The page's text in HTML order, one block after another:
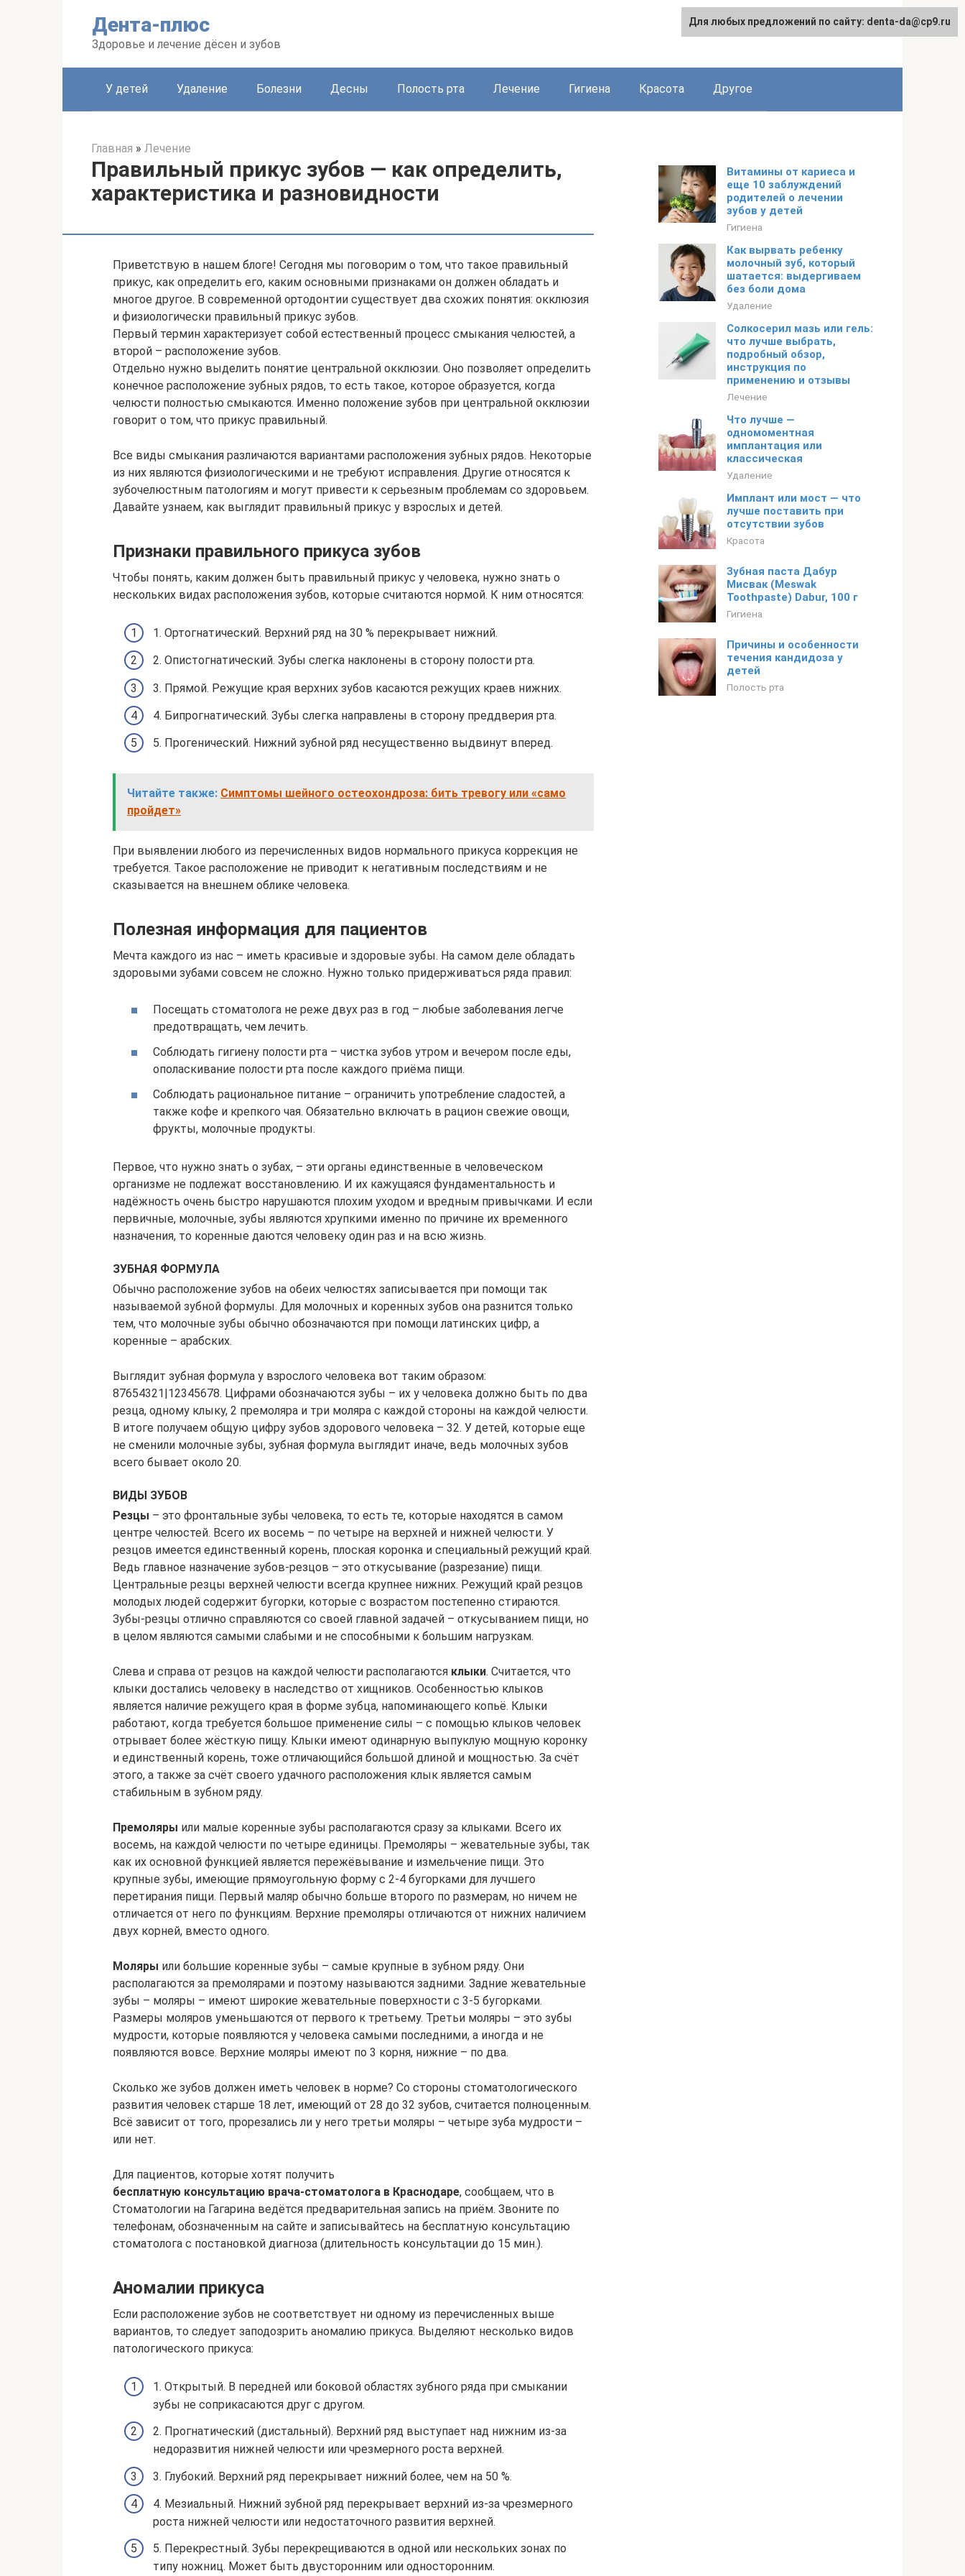
Дента-плюс
Здоровье и лечение дёсен и зубов
У детей Удаление Болезни Десны Полость рта Лечение Гигиена Красота Другое
Главная » Лечение
Правильный прикус зубов — как определить,
характеристика и разновидности
Приветствую в нашем блоге! Сегодня мы поговорим о том, что такое правильный
прикус, как определить его, каким основными признаками он должен обладать и
многое другое. В современной ортодонтии существует два схожих понятия: окклюзия
и физиологически правильный прикус зубов.
Первый термин характеризует собой естественный процесс смыкания челюстей, а
второй – расположение зубов.
Отдельно нужно выделить понятие центральной окклюзии. Оно позволяет определить
конечное расположение зубных рядов, то есть такое, которое образуется, когда
челюсти полностью смыкаются. Именно положение зубов при центральной окклюзии
говорит о том, что прикус правильный.
Все виды смыкания различаются вариантами расположения зубных рядов. Некоторые
из них являются физиологическими и не требуют исправления. Другие относятся к
зубочелюстным патологиям и могут привести к серьезным проблемам со здоровьем.
Давайте узнаем, как выглядит правильный прикус у взрослых и детей.
Признаки правильного прикуса зубов
Чтобы понять, каким должен быть правильный прикус у человека, нужно знать о
нескольких видах расположения зубов, которые считаются нормой. К ним относятся:
1. Ортогнатический. Верхний ряд на 30 % перекрывает нижний.
2. Опистогнатический. Зубы слегка наклонены в сторону полости рта.
3. Прямой. Режущие края верхних зубов касаются режущих краев нижних.
4. Бипрогнатический. Зубы слегка направлены в сторону преддверия рта.
5. Прогенический. Нижний зубной ряд несущественно выдвинут вперед.
Читайте также: Симптомы шейного остеохондроза: бить тревогу или «само
пройдет»
При выявлении любого из перечисленных видов нормального прикуса коррекция не
требуется. Такое расположение не приводит к негативным последствиям и не
сказывается на внешнем облике человека.
Полезная информация для пациентов
Мечта каждого из нас – иметь красивые и здоровые зубы. На самом деле обладать
здоровыми зубами совсем не сложно. Нужно только придерживаться ряда правил:
Посещать стоматолога не реже двух раз в год – любые заболевания легче
предотвращать, чем лечить.
Соблюдать гигиену полости рта – чистка зубов утром и вечером после еды,
ополаскивание полости рта после каждого приёма пищи.
Соблюдать рациональное питание – ограничить употребление сладостей, а
также кофе и крепкого чая. Обязательно включать в рацион свежие овощи,
фрукты, молочные продукты.
Первое, что нужно знать о зубах, – эти органы единственные в человеческом
организме не подлежат восстановлению. И их кажущаяся фундаментальность и
надёжность очень быстро нарушаются плохим уходом и вредным привычками. И если
первичные, молочные, зубы являются хрупкими именно по причине их временного
назначения, то коренные даются человеку один раз и на всю жизнь.
ЗУБНАЯ ФОРМУЛА
Обычно расположение зубов на обеих челюстях записывается при помощи так
называемой зубной формулы. Для молочных и коренных зубов она разнится только
тем, что молочные зубы обычно обозначаются при помощи латинских цифр, а
коренные – арабских.
Выглядит зубная формула у взрослого человека вот таким образом:
87654321|12345678. Цифрами обозначаются зубы – их у человека должно быть по два
резца, одному клыку, 2 премоляра и три моляра с каждой стороны на каждой челюсти.
В итоге получаем общую цифру зубов здорового человека – 32. У детей, которые еще
не сменили молочные зубы, зубная формула выглядит иначе, ведь молочных зубов
всего бывает около 20.
ВИДЫ ЗУБОВ
Резцы – это фронтальные зубы человека, то есть те, которые находятся в самом
центре челюстей. Всего их восемь – по четыре на верхней и нижней челюсти. У
резцов имеется единственный корень, плоская коронка и специальный режущий край.
Ведь главное назначение зубов-резцов – это откусывание (разрезание) пищи.
Центральные резцы верхней челюсти всегда крупнее нижних. Режущий край резцов
молодых людей содержит бугорки, которые с возрастом постепенно стираются.
Зубы-резцы отлично справляются со своей главной задачей – откусыванием пищи, но
в целом являются самыми слабыми и не способными к большим нагрузкам.
Слева и справа от резцов на каждой челюсти располагаются клыки. Считается, что
клыки достались человеку в наследство от хищников. Особенностью клыков
является наличие режущего края в форме зубца, напоминающего копьё. Клыки
работают, когда требуется большое применение силы – с помощью клыков человек
отрывает более жёсткую пищу. Клыки имеют одинарную выпуклую мощную коронку
и единственный корень, тоже отличающийся большой длиной и мощностью. За счёт
этого, а также за счёт своего удачного расположения клык является самым
стабильным в зубном ряду.
Премоляры или малые коренные зубы располагаются сразу за клыками. Всего их
восемь, на каждой челюсти по четыре единицы. Премоляры – жевательные зубы, так
как их основной функцией является пережёвывание и измельчение пищи. Это
крупные зубы, имеющие прямоугольную форму с 2-4 бугорками для лучшего
перетирания пищи. Первый маляр обычно больше второго по размерам, но ничем не
отличается от него по функциям. Верхние премоляры отличаются от нижних наличием
двух корней, вместо одного.
Моляры или большие коренные зубы – самые крупные в зубном ряду. Они
располагаются за премолярами и поэтому называются задними. Задние жевательные
зубы – моляры – имеют широкие жевательные поверхности с 3-5 бугорками.
Размеры моляров уменьшаются от первого к третьему. Третьи моляры – это зубы
мудрости, которые появляются у человека самыми последними, а иногда и не
появляются вовсе. Верхние моляры имеют по 3 корня, нижние – по два.
Сколько же зубов должен иметь человек в норме? Со стороны стоматологического
развития человек старше 18 лет, имеющий от 28 до 32 зубов, считается полноценным.
Всё зависит от того, прорезались ли у него третьи моляры – четыре зуба мудрости –
или нет.
Для пациентов, которые хотят получить
бесплатную консультацию врача-стоматолога в Краснодаре, сообщаем, что в
Стоматологии на Гагарина ведётся предварительная запись на приём. Звоните по
телефонам, обозначенным на сайте и записывайтесь на бесплатную консультацию
стоматолога с постановкой диагноза (длительность консультации до 15 мин.).
Аномалии прикуса
Если расположение зубов не соответствует ни одному из перечисленных выше
вариантов, то следует заподозрить аномалию прикуса. Выделяют несколько видов
патологического прикуса:
1. Открытый. В передней или боковой областях зубного ряда при смыкании
зубы не соприкасаются друг с другом.
2. Прогнатический (дистальный). Верхний ряд выступает над нижним из-за
недоразвития нижней челюсти или чрезмерного роста верхней.
3. Глубокий. Верхний ряд перекрывает нижний более, чем на 50 %.
4. Мезиальный. Нижний зубной ряд перекрывает верхний из-за чрезмерного
роста нижней челюсти или недостаточного развития верхней.
5. Перекрестный. Зубы перекрещиваются в одной или нескольких зонах по
типу ножниц. Может быть двусторонним или односторонним.
Витамины от кариеса и
еще 10 заблуждений
родителей о лечении
зубов у детей
Гигиена
Как вырвать ребенку
молочный зуб, который
шатается: выдергиваем
без боли дома
Удаление
Солкосерил мазь или гель:
что лучше выбрать,
подробный обзор,
инструкция по
применению и отзывы
Лечение
Что лучше —
одномоментная
имплантация или
классическая
Удаление
Имплант или мост — что
лучше поставить при
отсутствии зубов
Красота
Зубная паста Дабур
Мисвак (Meswak
Toothpaste) Dabur, 100 г
Гигиена
Причины и особенности
течения кандидоза у
детей
Полость рта
Для любых предложений по сайту: denta-da@cp9.ru